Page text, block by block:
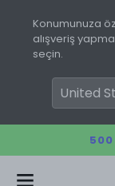
Konumunuza
alışveriş
seçin.
500